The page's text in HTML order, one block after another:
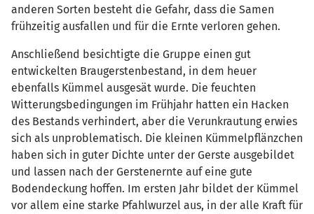
anderen Sorten besteht die Gefahr, dass die Samen
frühzeitig ausfallen und für die Ernte verloren gehen.
Anschließend besichtigte die Gruppe einen gut
entwickelten Braugerstenbestand, in dem heuer
ebenfalls Kümmel ausgesät wurde. Die feuchten
Witterungsbedingungen im Frühjahr hatten ein Hacken
des Bestands verhindert, aber die Verunkrautung erwies
sich als unproblematisch. Die kleinen Kümmelpflänzchen
haben sich in guter Dichte unter der Gerste ausgebildet
und lassen nach der Gerstenernte auf eine gute
Bodendeckung hoffen. Im ersten Jahr bildet der Kümmel
vor allem eine starke Pfahlwurzel aus, in der alle Kraft für